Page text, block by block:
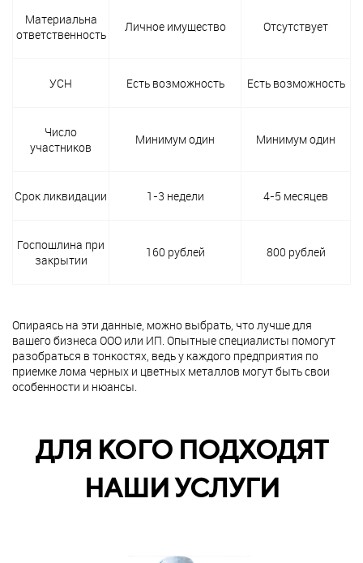
Материальна
ответственность
Личное имущество Отсутствует
УСН Есть возможность Есть возможность
Число
участников
Минимум один Минимум один
Срок ликвидации 1-3 недели 4-5 месяцев
Госпошлина при
закрытии
160 рублей 800 рублей
Опираясь на эти данные, можно выбрать, что лучше для
вашего бизнеса ООО или ИП. Опытные специалисты помогут
разобраться в тонкостях, ведь у каждого предприятия по
приемке лома черных и цветных металлов могут быть свои
особенности и нюансы.
ДЛЯ КОГО ПОДХОДЯТ
НАШИ УСЛУГИ